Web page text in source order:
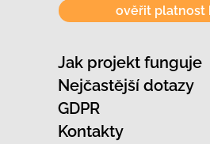
Jak projekt funguje
Nejčastější dotazy
GDPR
Kontakty
ověřit platnost